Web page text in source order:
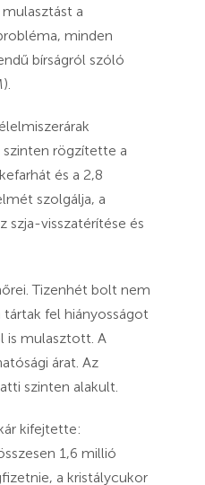
a
minden
bírságról szóló
szinten rögzítette a
és a 2,8
szolgálja, a
szja-visszatérítése és
Tizenhét bolt nem
fel hiányosságot
is mulasztott. A
árat. Az
szinten alakult.
kifejtette:
1,6 millió
a kristálycukor